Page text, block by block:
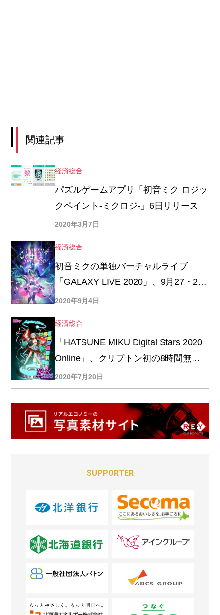
関連記事
経済総合
パズルゲームアプリ「初音ミク ロジッ
クペイント‐ミクロジ-」6日リリース
2020年3月7日
経済総合
初音ミクの単独バーチャルライブ
「GALAXY LIVE 2020」、9月27・28
日に開催決定
2020年9月4日
経済総合
「HATSUNE MIKU Digital Stars 2020
Online」、クリプトン初の8時間無料
配信
2020年7月20日
SUPPORTER